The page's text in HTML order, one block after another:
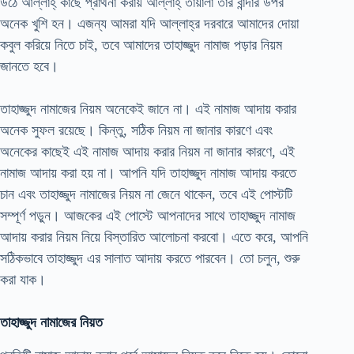
অনেক খুশি হন। এজন্য আমরা যদি আল্লাহ্‌র দরবারে আমাদের দোয়া
কবুল করিয়ে নিতে চাই, তবে আমাদের তাহাজ্জুদ নামাজ পড়ার নিয়ম
জানতে হবে।
তাহাজ্জুদ নামাজের নিয়ম অনেকেই জানে না। এই নামাজ আদায় করার
অনেক সুফল রয়েছে। কিন্তু, সঠিক নিয়ম না জানার কারণে এবং
অনেকের কাছেই এই নামাজ আদায় করার নিয়ম না জানার কারণে, এই
নামাজ আদায় করা হয় না। আপনি যদি তাহাজ্জুদ নামাজ আদায় করতে
চান এবং তাহাজ্জুদ নামাজের নিয়ম না জেনে থাকেন, তবে এই পোস্টটি
সম্পূর্ণ পড়ুন। আজকের এই পোস্টে আপনাদের সাথে তাহাজ্জুদ নামাজ
আদায় করার নিয়ম নিয়ে বিস্তারিত আলোচনা করবো। এতে করে, আপনি
সঠিকভাবে তাহাজ্জুদ এর সালাত আদায় করতে পারবেন। তো চলুন, শুরু
করা যাক।
তাহাজ্জুদ নামাজের নিয়ত